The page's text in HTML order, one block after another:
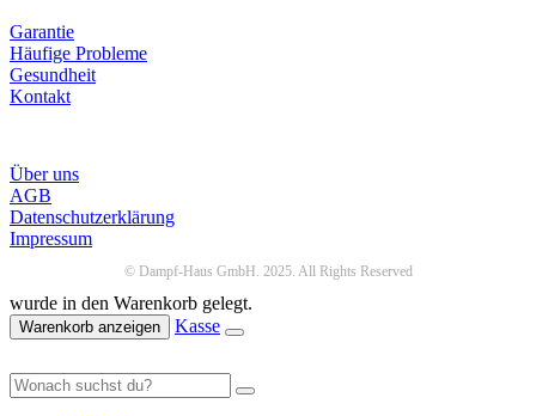
Garantie
Häufige Probleme
Gesundheit
Kontakt
Über uns
AGB
Datenschutzerklärung
Impressum
© Dampf-Haus GmbH. 2025. All Rights Reserved
wurde in den Warenkorb gelegt.
Warenkorb anzeigen Kasse